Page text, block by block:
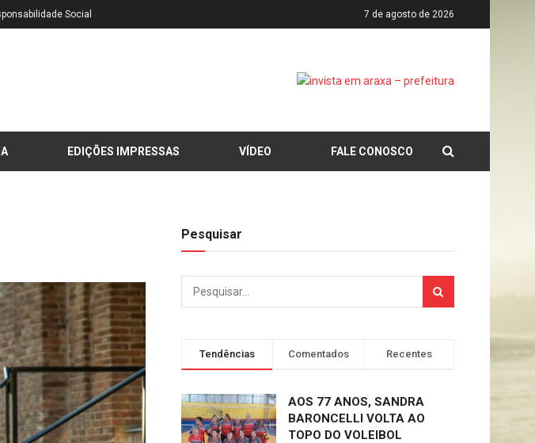
Social 7 de agosto de 2026
EDIÇÕES IMPRESSAS VÍDEO FALE CONOSCO
Pesquisar
Tendências Comentados Recentes
AOS 77 ANOS, SANDRA
BARONCELLI VOLTA AO
TOPO DO VOLEIBOL